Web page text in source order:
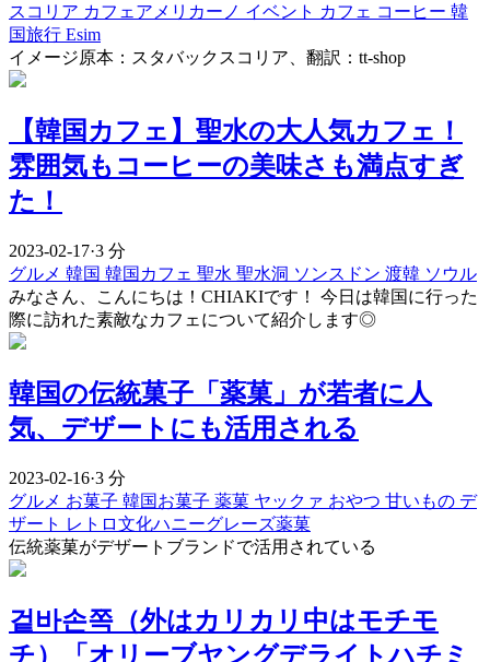
スコリア カフェアメリカーノ イベント カフェ コーヒー 韓
国旅行 Esim
イメージ原本：スタバックスコリア、翻訳：tt-shop
【韓国カフェ】聖水の大人気カフェ！
雰囲気もコーヒーの美味さも満点すぎ
た！
2023-02-17·3 分
グルメ 韓国 韓国カフェ 聖水 聖水洞 ソンスドン 渡韓 ソウル
みなさん、こんにちは！CHIAKIです！ 今日は韓国に行った
際に訪れた素敵なカフェについて紹介します◎
韓国の伝統菓子「薬菓」が若者に人
気、デザートにも活用される
2023-02-16·3 分
グルメ お菓子 韓国お菓子 薬菓 ヤックァ おやつ 甘いもの デ
ザート レトロ文化ハニーグレーズ薬菓
伝統薬菓がデザートブランドで活用されている
겉바손쪽（外はカリカリ中はモチモ
チ）「オリーブヤングデライトハチミ